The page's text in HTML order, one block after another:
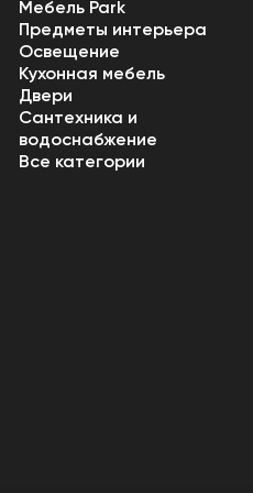
Мебель Park
Предметы интерьера
Освещение
Кухонная мебель
Двери
Сантехника и
водоснабжение
Все категории